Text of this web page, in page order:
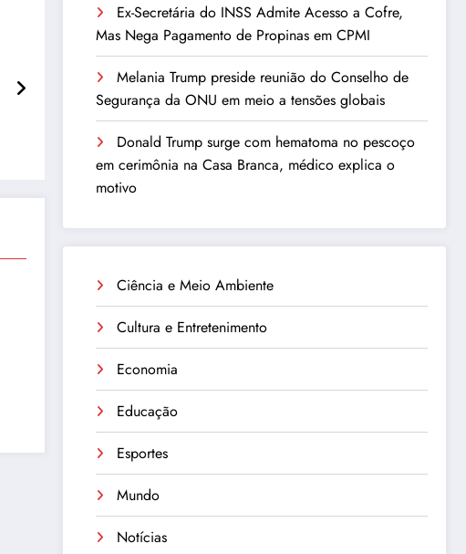
Ex-Secretária do INSS Admite Acesso a Cofre,
Mas Nega Pagamento de Propinas em CPMI
Melania Trump preside reunião do Conselho de
Segurança da ONU em meio a tensões globais
Donald Trump surge com hematoma no pescoço
em cerimônia na Casa Branca, médico explica o
motivo
Ciência e Meio Ambiente
Cultura e Entretenimento
Economia
Educação
Esportes
Mundo
Notícias